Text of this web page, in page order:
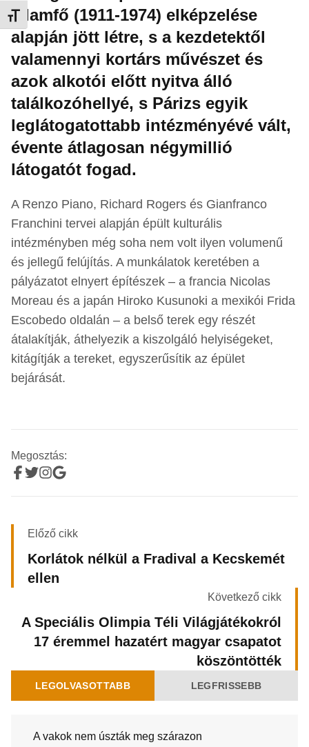
Betűméret váltása
államfő (1911-1974) elképzelése
alapján jött létre, s a kezdetektől
valamennyi kortárs művészet és
azok alkotói előtt nyitva álló
találkozóhellyé, s Párizs egyik
leglátogatottabb intézményévé vált,
évente átlagosan négymillió
látogatót fogad.
A Renzo Piano, Richard Rogers és Gianfranco
Franchini tervei alapján épült kulturális
intézményben még soha nem volt ilyen volumenű
és jellegű felújítás. A munkálatok keretében a
pályázatot elnyert építészek – a francia Nicolas
Moreau és a japán Hiroko Kusunoki a mexikói Frida
Escobedo oldalán – a belső terek egy részét
átalakítják, áthelyezik a kiszolgáló helyiségeket,
kitágítják a tereket, egyszerűsítik az épület
bejárását.
Megosztás:
Előző cikk
Korlátok nélkül a Fradival a Kecskemét
ellen
Következő cikk
A Speciális Olimpia Téli Világjátékokról
17 éremmel hazatért magyar csapatot
köszöntötték
LEGOLVASOTTABB LEGFRISSEBB
A vakok nem úszták meg szárazon